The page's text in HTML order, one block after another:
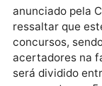
disponíveis.
das Loterias
apresenta um
marcando o
anunciado